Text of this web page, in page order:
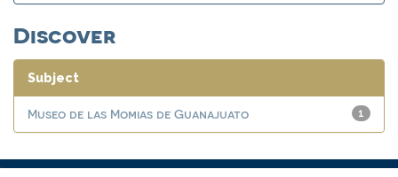
Discover
Subject
1
Museo de las Momias de Guanajuato